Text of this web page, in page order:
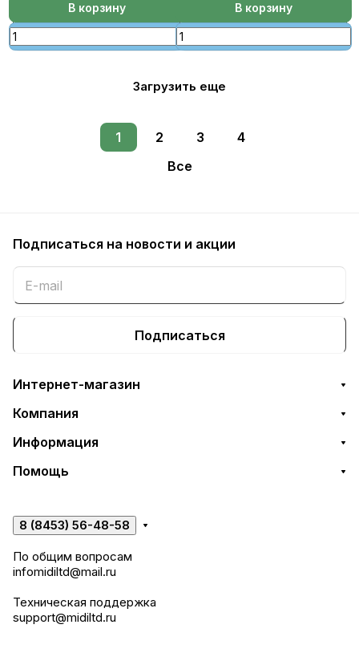
В корзину В корзину
Загрузить еще
1 2 3
4
Все
Подписаться на новости и акции
Подписаться
Интернет-магазин
Компания
Информация
Помощь
8 (8453) 56-48-58
По общим вопросам
infomidiltd@mail.ru
Техническая поддержка
support@midiltd.ru